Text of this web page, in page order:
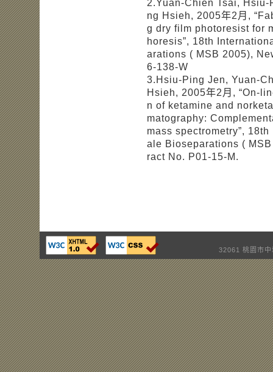
2.Yuan-Chien Tsai,
ng Hsieh, 2005年2月,
g dry film photoresist for
horesis”, 18th
arations ( MSB 2005),
6-138-W
3.Hsiu-Ping Jen, Yuan-
Hsieh, 2005年2月, “On-
n of ketamine and
matography:
mass spectrometry”,
ale Bioseparations (
ract No. P01-15-M.
32061 桃園市